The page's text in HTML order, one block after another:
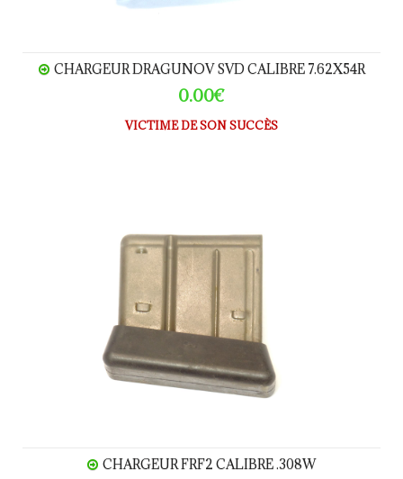
CHARGEUR DRAGUNOV SVD CALIBRE 7.62X54R
0.00€
VICTIME DE SON SUCCÈS
CHARGEUR FRF2 CALIBRE .308W